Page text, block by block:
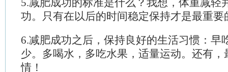
5.减肥成功的标准是什么？我想，体重减轻
功。只有在以后的时间稳定保持才是最重要
6.减肥成功之后，保持良好的生活习惯：早
少。多喝水，多吃水果，适量运动。还有
情！